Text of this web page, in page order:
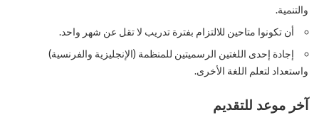
والتنمية.
أن تكونوا متاحين للالتزام بفترة تدريب لا تقل عن شهر واحد.
إجادة إحدى اللغتين الرسميتين للمنظمة (الإنجليزية والفرنسية)
واستعداد لتعلم اللغة الأخرى.
آخر موعد للتقديم